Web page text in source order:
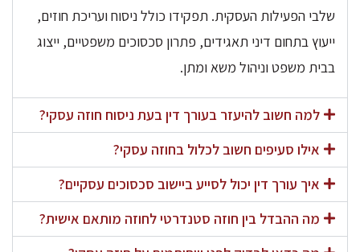
שלבי הפעילות העסקית. תפקידו כולל ניסוח ועריכת חוזים,
ייעוץ בתחום דיני תאגידים, פתרון סכסוכים משפטיים, ייצוג
בבית משפט וניהול משא ומתן.
למה חשוב להיעזר בעורך דין בעת ניסוח חוזה עסקי?
אילו סעיפים חשוב לכלול בחוזה עסקי?
איך עורך דין יכול לסייע ביישוב סכסוכים עסקיים?
מה ההבדל בין חוזה סטנדרטי לחוזה מותאם אישית?